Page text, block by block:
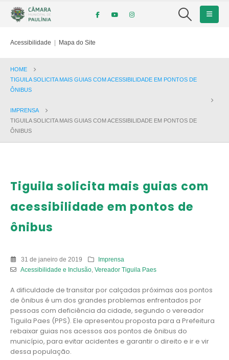
Acessibilidade | Mapa do Site
HOME
TIGUILA SOLICITA MAIS GUIAS COM ACESSIBILIDADE EM PONTOS DE
ÔNIBUS
IMPRENSA
TIGUILA SOLICITA MAIS GUIAS COM ACESSIBILIDADE EM PONTOS DE
ÔNIBUS
Tiguila solicita mais guias com
acessibilidade em pontos de
ônibus
31 de janeiro de 2019
Imprensa
Acessibilidade e Inclusão, Vereador Tiguila Paes
A dificuldade de transitar por calçadas próximas aos pontos
de ônibus é um dos grandes problemas enfrentados por
pessoas com deficiência da cidade, segundo o vereador
Tiguila Paes (PPS). Ele apresentou proposta para a Prefeitura
rebaixar guias nos acessos aos pontos de ônibus do
município, para evitar acidentes e garantir o direito e ir e vir
dessa população.